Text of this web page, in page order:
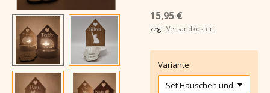
15,95 €
zzgl. Versandkosten
Variante